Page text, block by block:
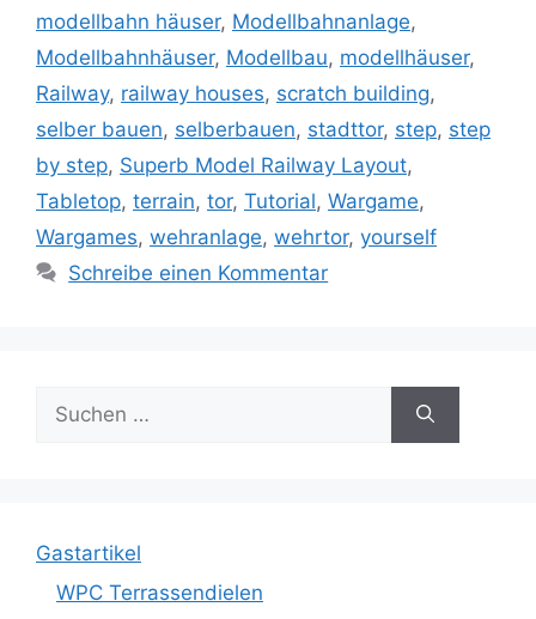
modellbahn häuser, Modellbahnanlage,
Modellbahnhäuser, Modellbau, modellhäuser,
Railway, railway houses, scratch building,
selber bauen, selberbauen, stadttor, step, step
by step, Superb Model Railway Layout,
Tabletop, terrain, tor, Tutorial, Wargame,
Wargames, wehranlage, wehrtor, yourself
Schreibe einen Kommentar
nach:
Gastartikel
WPC Terrassendielen